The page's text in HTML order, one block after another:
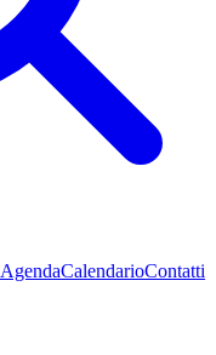
AgendaCalendarioContatti